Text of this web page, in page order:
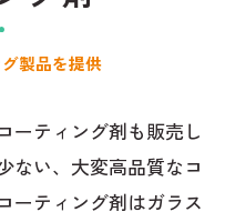
製品を提供
ーティング剤も販売し
ない、大変高品質なコ
ーティング剤はガラス